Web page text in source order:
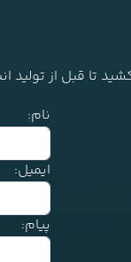
قبل از تولید
نام:
ایمیل:
پیام: